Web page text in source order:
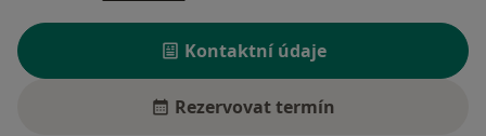
Kontaktní údaje
Rezervovat termín